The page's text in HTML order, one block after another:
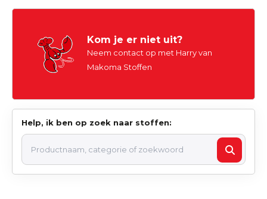
Kom je er niet uit?
Neem contact op met Harry van
Makoma Stoffen
Help, ik ben op zoek naar stoffen: